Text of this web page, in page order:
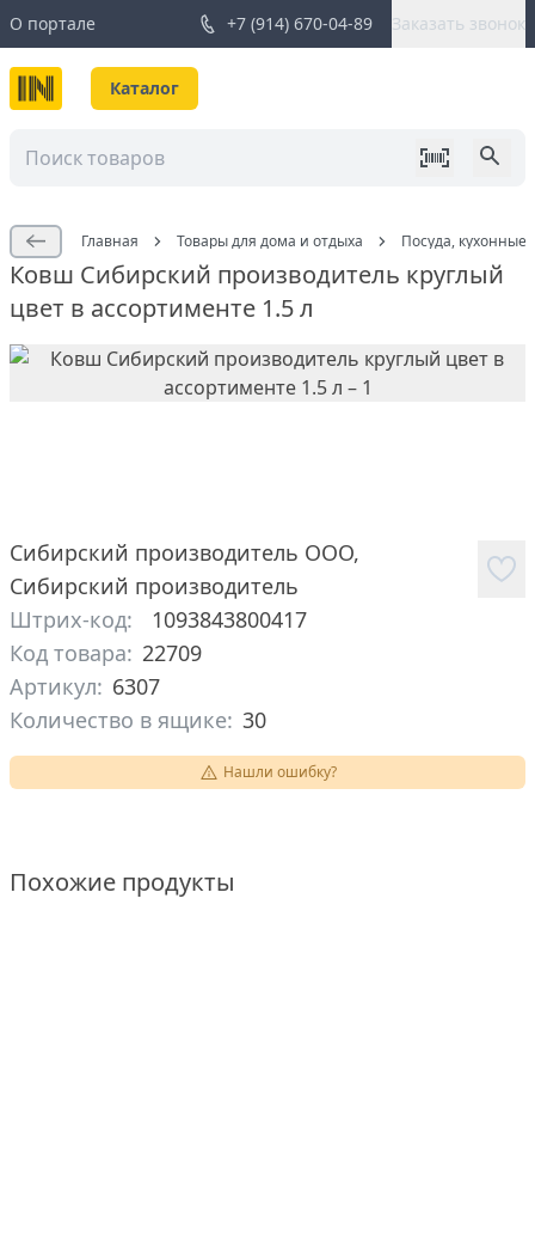
О портале +7 (914) 670-04-89 Заказать звонок
Каталог
Главная Товары для дома и отдыха Посуда,
Ковш Сибирский производитель круглый
цвет в ассортименте 1.5 л
Сибирский производитель ООО,
Сибирский производитель
Штрих-код:
1093843800417
Код товара: 22709
Артикул: 6307
Количество в ящике: 30
Нашли ошибку?
Похожие продукты